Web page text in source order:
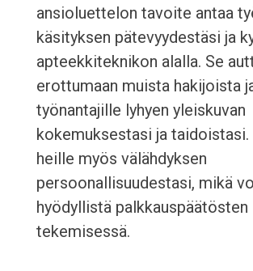
ansioluettelon tavoite antaa
käsityksen pätevyydestäsi ja
apteekkiteknikon alalla. Se
erottumaan muista hakijoista
työnantajille lyhyen yleiskuvan
kokemuksestasi ja taidoistasi.
heille myös välähdyksen
persoonallisuudestasi, mikä
hyödyllistä palkkauspäätösten
tekemisessä.